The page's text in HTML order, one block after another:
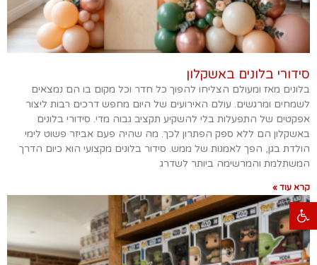
פתח סרגל נגישות
סידורי בלונים באשקלון
בלונים מאז ומעולם הצליחו להפוך כל חדר וכל מקום בו הם נמצאים
לשמחים ומרגשים. עולם האירועים של היום מחפש דרכים רבות ליצור
אפקטים של התפעלות בלי להשקיע תקציב גבוה מדי. סידורי בלונים
באשקלון הם ללא ספק הפתרון לכך. מה שהיה פעם אביזר פשוט לימי
הולדת בגן, הפך לאמנות של ממש. סידור בלונים מקצועי הוא כיום הדרך
המשתלמת והמרשימה ביותר לשדרג
קרא עוד »